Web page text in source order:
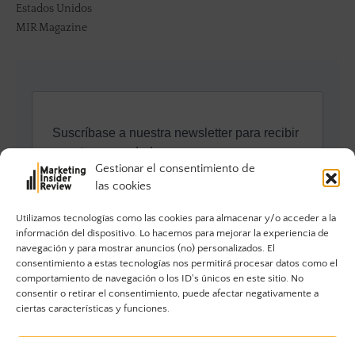
Gestionar el consentimiento de
las cookies
Utilizamos tecnologías como las cookies para almacenar y/o acceder a la
información del dispositivo. Lo hacemos para mejorar la experiencia de
navegación y para mostrar anuncios (no) personalizados. El
consentimiento a estas tecnologías nos permitirá procesar datos como el
comportamiento de navegación o los ID's únicos en este sitio. No
consentir o retirar el consentimiento, puede afectar negativamente a
ciertas características y funciones.
Estados Unidos
MIR Magazine